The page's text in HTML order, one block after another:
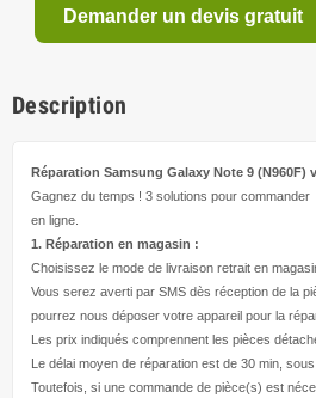
Demander un devis gratuit
Description
Réparation Samsung Galaxy Note 9 (N960F)
Gagnez du temps ! 3 solutions pour commander
en ligne.
1. Réparation en magasin :
Choisissez le mode de livraison retrait en
Vous serez averti par SMS dès réception de la
pourrez nous déposer votre appareil pour la
Les prix indiqués comprennent les pièces
Le délai moyen de réparation est de 30 min,
Toutefois, si une commande de pièce(s) est